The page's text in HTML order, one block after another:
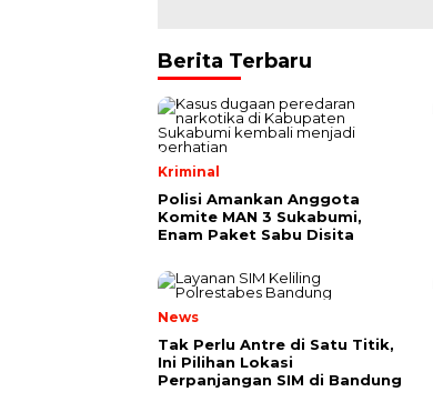
Berita Terbaru
Kriminal
Polisi Amankan Anggota
Komite MAN 3 Sukabumi,
Enam Paket Sabu Disita
News
Tak Perlu Antre di Satu Titik,
Ini Pilihan Lokasi
Perpanjangan SIM di Bandung